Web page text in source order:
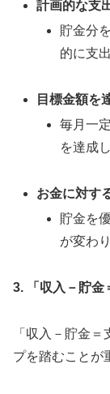
計画的な支
貯金分
的に支
目標金額を
毎月一
を達成
お金に対す
貯金を
が変わ
3. 「収入－貯金
「収入－貯金
プを踏むことが